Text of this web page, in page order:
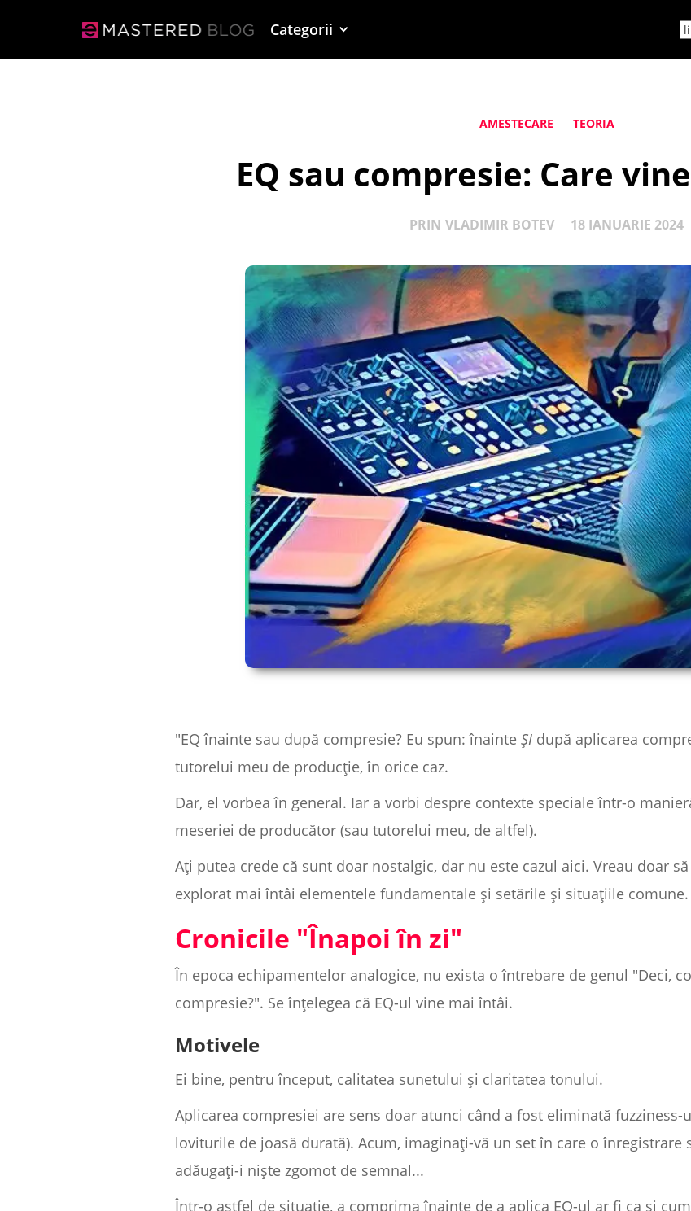
Categorii
AMESTECARE TEORIA
EQ sau compresie: Care
PRIN VLADIMIR BOTEV 18 IANUARIE 2024
"EQ înainte sau după compresie? Eu spun: înainteȘI după aplicarea
tutorelui meu de producție, în orice caz.
Dar, el vorbea în general. Iar a vorbi despre contexte speciale într-o
meseriei de producător (sau tutorelui meu, de altfel).
Ați putea crede că sunt doar nostalgic, dar nu este cazul aici. Vreau doar
explorat mai întâi elementele fundamentale și setările și situațiile comune.
Cronicile "Înapoi în zi"
În epoca echipamentelor analogice, nu exista o întrebare de genul "Deci,
compresie?". Se înțelegea că EQ-ul vine mai întâi.
Motivele
Ei bine, pentru început, calitatea sunetului și claritatea tonului.
Aplicarea compresiei are sens doar atunci când a fost eliminată
loviturile de joasă durată). Acum, imaginați-vă un set în care o înregistrare
adăugați-i niște zgomot de semnal...
Într-o astfel de situație, a comprima înainte de a aplica EQ-ul ar fi ca și